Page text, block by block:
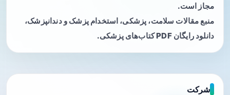
مجاز است.
منبع مقالات سلامت، پزشکی، استخدام پزشک و دندانپزشک،
دانلود رایگان PDF کتاب‌های پزشکی.
شرکت